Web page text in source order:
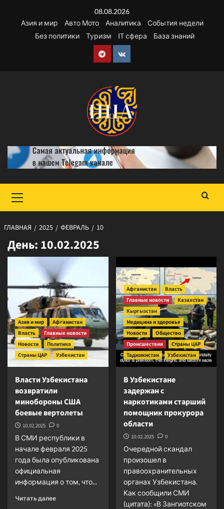
содержимому
08.08.2026
Азия и мир
Авто Мото Аналитика
События недели
Без политики
Туризм IT сфера База знаний
Telegram
VK
меню
ГЛАВНАЯ 2025 ФЕВРАЛЬ 10
День: 10.02.2025
Азия и мир
Афганистан
Власть
Главные новости
Новости
Политика
Страны ЦАР
Узбекистан
Власти Узбекистана
возвратили
минобороны США
боевые вертолеты
10.02.2025 0
В СМИ республики в
начале февраля 2025
года была опубликована
официальная
информация о том, что...
Читать далееПрочитать
Афганистан
Власть
Главные новости
Казахстан
Кыргызстан
Медицина и здоровье
Новости
Общество
Происшествия
Страны ЦАР
Таджикистан
Узбекистан
В Узбекистане
задержан с
наркотиками старший
помощник прокурора
области
10.02.2025 0
Очередной скандал
произошел в
правоохранительных
органах Узбекистана.
Как сообщили СМИ
(цитата): «В Зангиотском